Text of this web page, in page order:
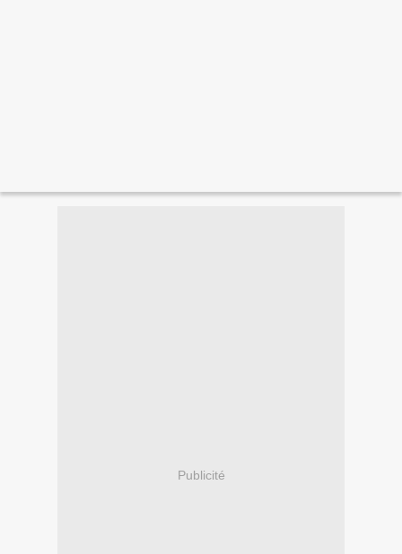
Publicité